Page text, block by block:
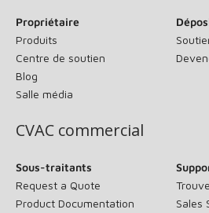
Propriétaire
Produits
Centre de soutien
Blog
Salle média
CVAC commercial
Sous-traitants
Request a Quote
Product Documentation
Sales